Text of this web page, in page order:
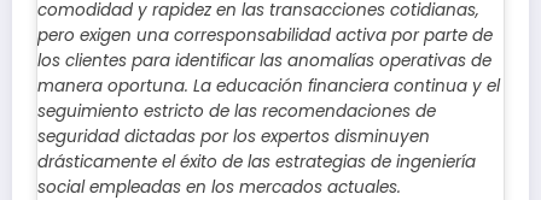
comodidad y rapidez en las transacciones cotidianas,
pero exigen una corresponsabilidad activa por parte de
los clientes para identificar las anomalías operativas de
manera oportuna. La educación financiera continua y el
seguimiento estricto de las recomendaciones de
seguridad dictadas por los expertos disminuyen
drásticamente el éxito de las estrategias de ingeniería
social empleadas en los mercados actuales.